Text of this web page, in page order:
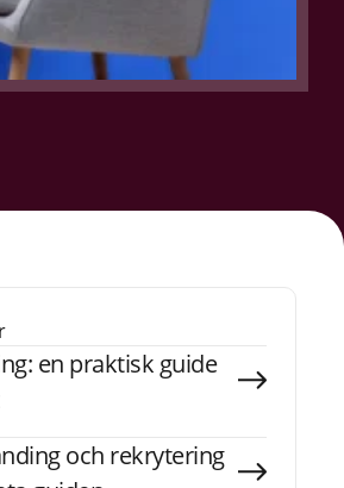
en praktisk guide
och rekrytering